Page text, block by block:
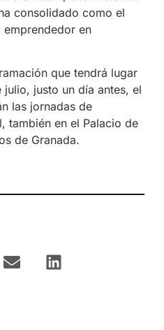
consolidado como el
emprendedor en
que tendrá lugar
justo un día antes, el
las jornadas de
también en el Palacio de
de Granada.